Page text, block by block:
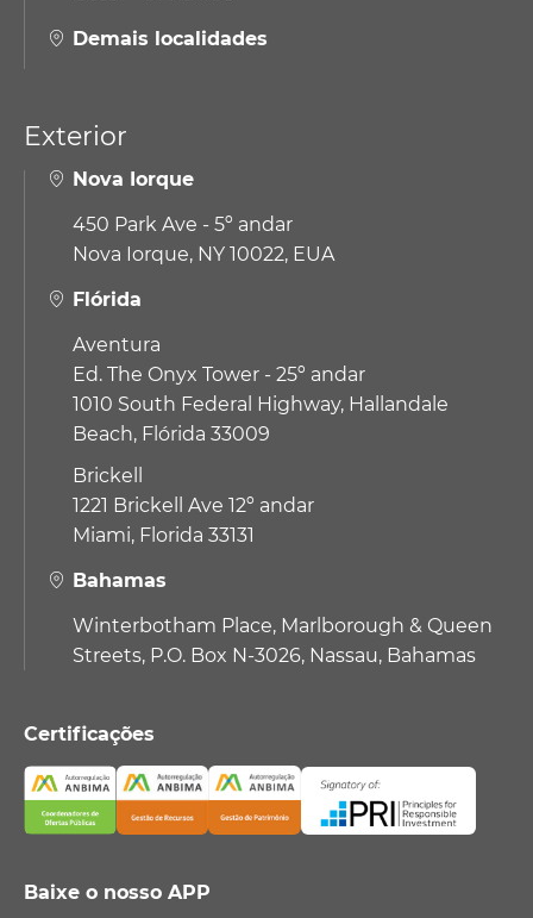
Demais localidades
Exterior
Nova Iorque
450 Park Ave - 5º andar
Nova Iorque, NY 10022, EUA
Flórida
Aventura
Ed. The Onyx Tower - 25º andar
1010 South Federal Highway, Hallandale
Beach, Flórida 33009
Brickell
1221 Brickell Ave 12º andar
Miami, Florida 33131
Bahamas
Winterbotham Place, Marlborough & Queen
Streets, P.O. Box N-3026, Nassau, Bahamas
Certificações
Baixe o nosso APP